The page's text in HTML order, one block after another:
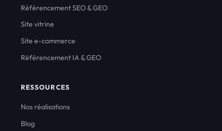
Référencement SEO & GEO
Site vitrine
Site e-commerce
Référencement IA & GEO
RESSOURCES
Nos réalisations
Blog